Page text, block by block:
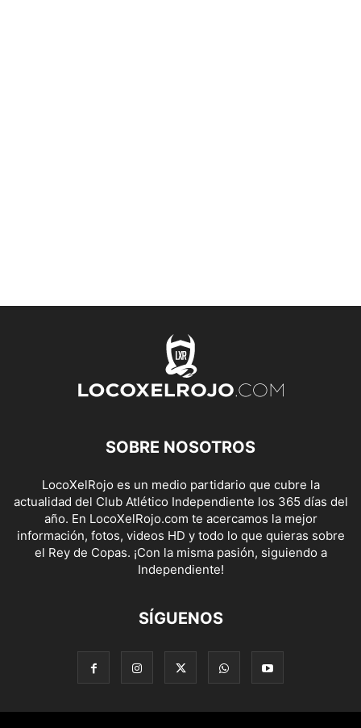
SOBRE NOSOTROS
LocoXelRojo es un medio partidario que cubre la
actualidad del Club Atlético Independiente los 365 días del
año. En LocoXelRojo.com te acercamos la mejor
información, fotos, videos HD y todo lo que quieras sobre
el Rey de Copas. ¡Con la misma pasión, siguiendo a
Independiente!
SÍGUENOS